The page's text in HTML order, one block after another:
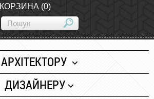
КОРЗИНА (0)
АРХІТЕКТОРУ
Папір
ДИЗАЙНЕРУ